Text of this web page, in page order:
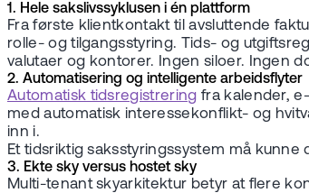
1. Hele sakslivssyklusen i én plattform
Fra første klientkontakt til avsluttende
rolle- og tilgangsstyring. Tids- og
valutaer og kontorer. Ingen siloer. Ingen
2. Automatisering og intelligente arbeidsflyter
Automatisk tidsregistrering fra kalender,
med automatisk interessekonflikt- og
inn i.
Et tidsriktig saksstyringssystem må
3. Ekte sky versus hostet sky
Multi-tenant skyarkitektur betyr at flere